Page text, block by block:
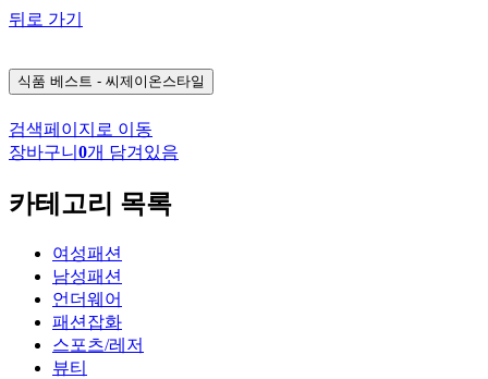
뒤로 가기
식품 베스트 - 씨제이온스타일
검색페이지로 이동
장바구니 0개 담겨있음
카테고리 목록
여성패션
남성패션
언더웨어
패션잡화
스포츠/레저
뷰티